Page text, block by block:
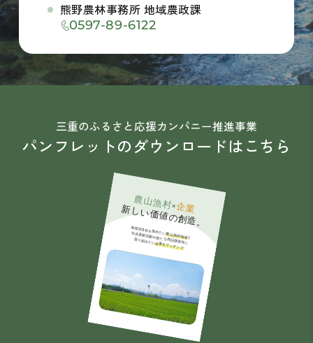
熊野農林事務所 地域農政課
0597-89-6122
三重のふるさと応援カンパニー推進事業
パンフレットのダウンロードはこちら